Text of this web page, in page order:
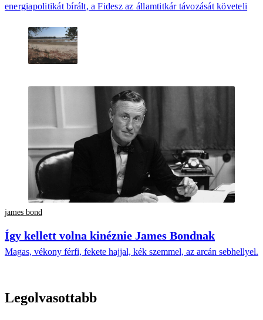
energiapolitikát bírált, a Fidesz az államtitkár távozását követeli
james bond
Így kellett volna kinéznie James Bondnak
Magas, vékony férfi, fekete hajjal, kék szemmel, az arcán sebhellyel.
Legolvasottabb